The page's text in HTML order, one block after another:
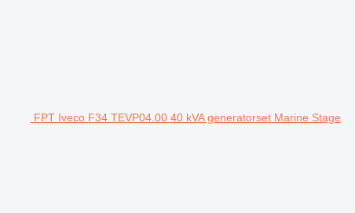
FPT Iveco F34 TEVP04.00 40 kVA generatorset Marine Stage